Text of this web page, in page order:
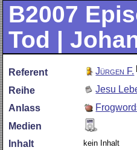
B2007
Tod |
Referent Jürgen F.
Reihe
Jesu
Anlass
Medien
Inhalt
kein Inhalt